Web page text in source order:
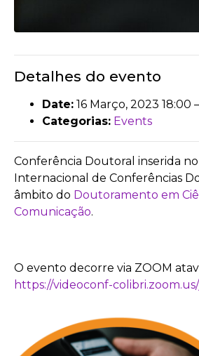
Detalhes do evento
Date: 16 Março, 2023 18:00 –
Categorias: Events
Conferência Doutoral inserida no
Internacional de Conferências
âmbito do Doutoramento em
Comunicação.
O evento decorre via ZOOM
https://videoconf-colibri.zoom.us/